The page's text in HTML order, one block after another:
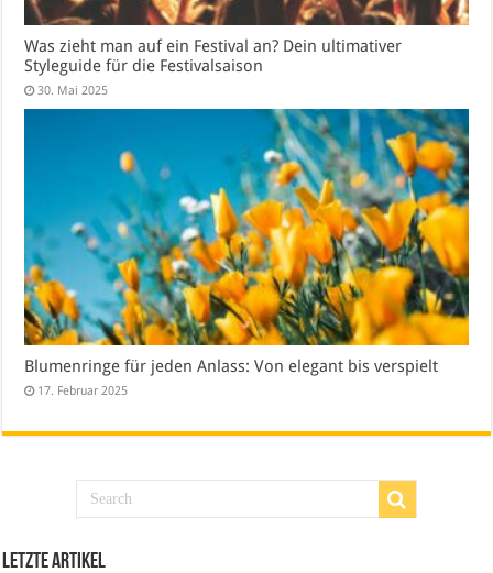
Was zieht man auf ein Festival an? Dein ultimativer
Styleguide für die Festivalsaison
30. Mai 2025
Blumenringe für jeden Anlass: Von elegant bis verspielt
17. Februar 2025
Letzte Artikel